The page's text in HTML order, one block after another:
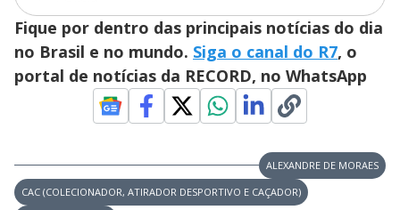
d
e
o
Fique por dentro das principais notícias do dia
no Brasil e no mundo. Siga o canal do R7, o
portal de notícias da RECORD, no WhatsApp
ALEXANDRE DE MORAES
CAC (COLECIONADOR, ATIRADOR DESPORTIVO E CAÇADOR)